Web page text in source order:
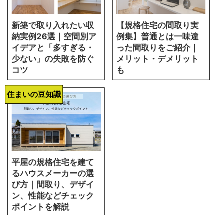
新築で取り入れたい収
納実例26選｜空間別ア
イデアと「多すぎる・
少ない」の失敗を防ぐ
コツ
【規格住宅の間取り実
例集】普通とは一味違
った間取りをご紹介｜
メリット・デメリット
も
平屋の規格住宅を建て
るハウスメーカーの選
び方｜間取り、デザイ
ン、性能などチェック
ポイントを解説
住まいの豆知識